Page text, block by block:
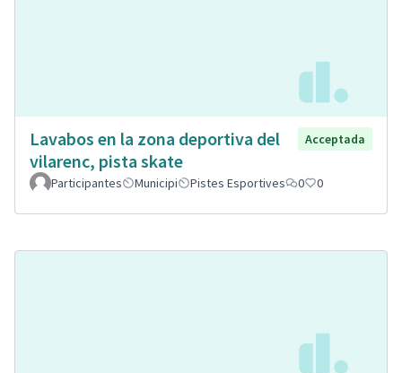
Lavabos en la zona deportiva del
vilarenc, pista skate
Acceptada
Participantes Municipi Pistes Esportives 0 0